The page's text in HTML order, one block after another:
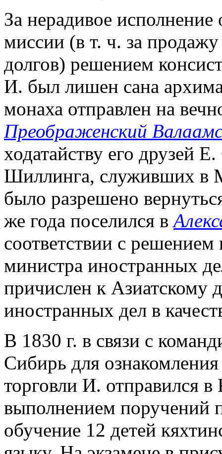
За нерадивое
миссии (в т. ч. за
долгов) решением
И. был лишен сана
монаха отправлен на
Преображенский
ходатайству его друзей
Шиллинга, служивших в
было разрешено
же года поселился в
соответствии с
министра иностранных
причислен к Азиатскому
иностранных дел в
В 1830 г. в связи с
Сибирь для
торговли И. отправился в
выполнением поручений
обучение 12 детей